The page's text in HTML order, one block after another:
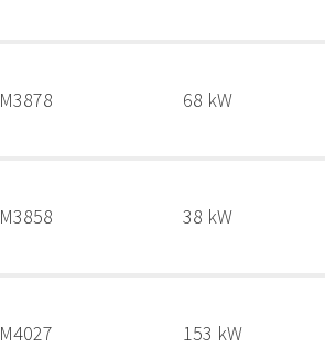
M3878 68 kW
M3858 38 kW
M4027 153 kW